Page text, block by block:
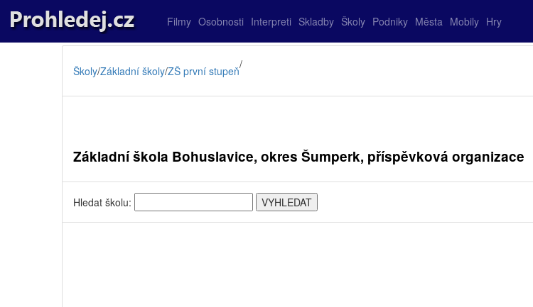
Filmy Osobnosti Interpreti Skladby Školy Podniky Města Mobily Hry
Školy/Základní školy/ZŠ první stupeň/
Základní škola Bohuslavice, okres Šumperk, příspěvková organizace
Hledat školu: